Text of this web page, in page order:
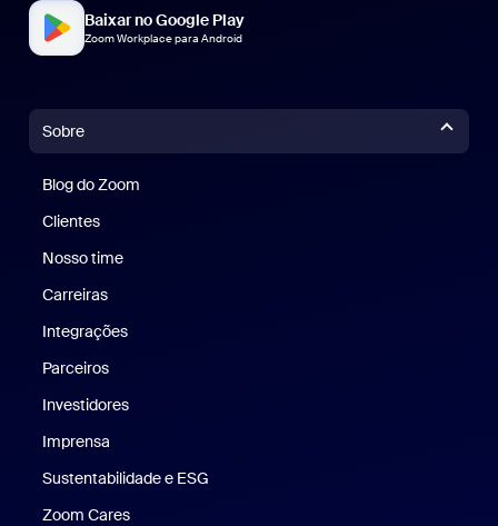
Baixar no Google Play
Zoom Workplace para Android
Sobre
Blog do Zoom
Clientes
Nosso time
Carreiras
Integrações
Parceiros
Investidores
Imprensa
Sustentabilidade e ESG
Zoom Cares